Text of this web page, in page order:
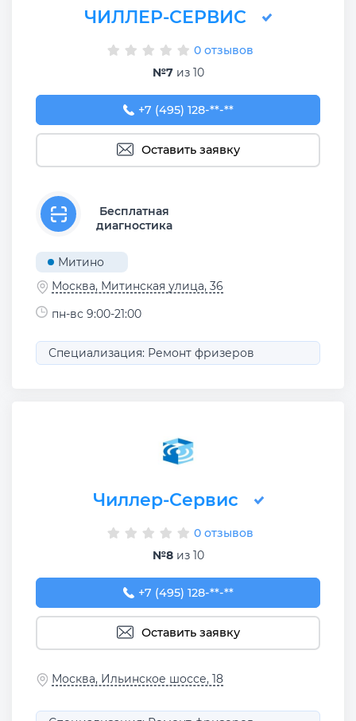
ЧИЛЛЕР-СЕРВИС
0 отзывов
№7из 10
+7 (495) 128-06-49
+7 (495) 128-**-**
Оставить заявку
Бесплатная
диагностика
Митино
Москва, Митинская улица, 36
пн-вс 9:00-21:00
Специализация: Ремонт фризеров
Чиллер-Сервис
0 отзывов
№8из 10
+7 (495) 128-06-49
+7 (495) 128-**-**
Оставить заявку
Москва, Ильинское шоссе, 18